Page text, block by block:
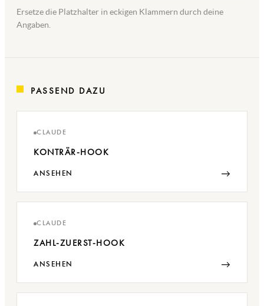
Ersetze die Platzhalter in eckigen Klammern durch deine
Angaben.
PASSEND DAZU
CLAUDE
KONTRÄR-HOOK
ANSEHEN →
CLAUDE
ZAHL-ZUERST-HOOK
ANSEHEN →